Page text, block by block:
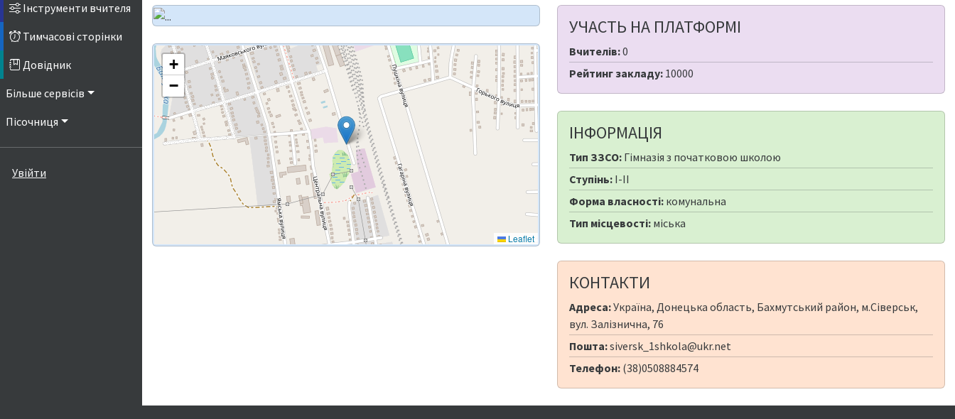
Інструменти вчителя
Тимчасові сторінки
Довідник
Більше сервісів
Пісочниця
Увійти
+
−
Leaflet
УЧАСТЬ НА ПЛАТФОРМІ
Вчителів:0
Рейтинг закладу: 10000
ІНФОРМАЦІЯ
Тип ЗЗСО: Гімназія з початковою школою
Ступінь: I-II
Форма власності: комунальна
Тип місцевості: міська
КОНТАКТИ
Адреса:Україна, Донецька область, Бахмутський район, м.Сіверськ,
вул. Залізнична, 76
Пошта:siversk_1shkola@ukr.net
Телефон: (38)0508884574